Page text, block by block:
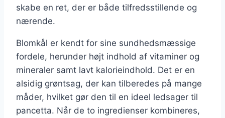
skabe en ret, der er både tilfredsstillende og
nærende.
Blomkål er kendt for sine sundhedsmæssige
fordele, herunder højt indhold af vitaminer og
mineraler samt lavt kalorieindhold. Det er en
alsidig grøntsag, der kan tilberedes på mange
måder, hvilket gør den til en ideel ledsager til
pancetta. Når de to ingredienser kombineres,